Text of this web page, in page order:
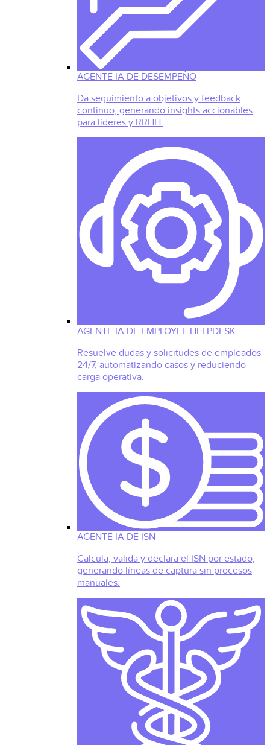
AGENTE IA DE DESEMPEÑO
Da seguimiento a objetivos y feedback
continuo, generando insights accionables
para líderes y RRHH.
AGENTE IA DE EMPLOYEE HELPDESK
Resuelve dudas y solicitudes de empleados
24/7, automatizando casos y reduciendo
carga operativa.
AGENTE IA DE ISN
Calcula, valida y declara el ISN por estado,
generando líneas de captura sin procesos
manuales.